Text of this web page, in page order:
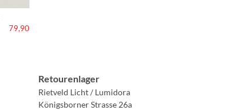
79,90
Retourenlager
Rietveld Licht / Lumidora
Königsborner Strasse 26a